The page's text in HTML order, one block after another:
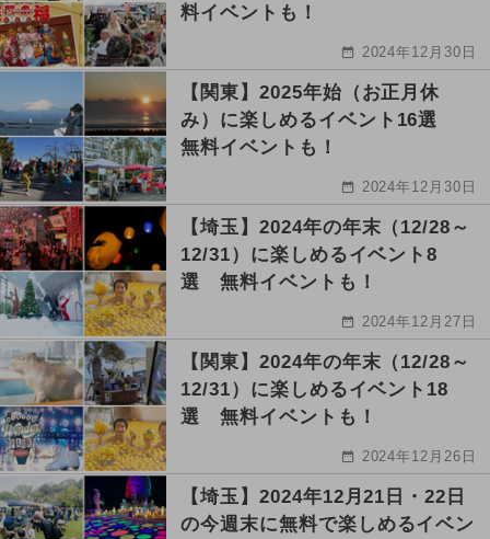
料イベントも！
2024年12月30日
【関東】2025年始（お正月休
み）に楽しめるイベント16選
無料イベントも！
2024年12月30日
【埼玉】2024年の年末（12/28～
12/31）に楽しめるイベント8
選 無料イベントも！
2024年12月27日
【関東】2024年の年末（12/28～
12/31）に楽しめるイベント18
選 無料イベントも！
2024年12月26日
【埼玉】2024年12月21日・22日
の今週末に無料で楽しめるイベン